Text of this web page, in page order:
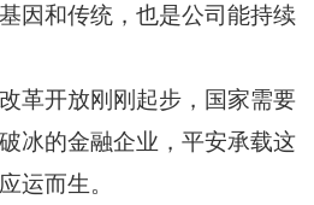
因和传统，也是公司能持续
革开放刚刚起步，国家需要
冰的金融企业，平安承载这
运而生。